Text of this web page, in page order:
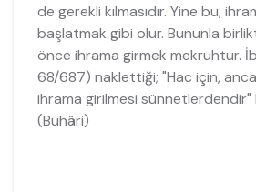
de gerekli kılmasıdır. Yine bu,
başlatmak gibi olur. Bununla
önce ihrama girmek mekruhtur.
68/687) naklettiği; "Hac için,
ihrama girilmesi sünnetlerdendir"
(Buhâri)